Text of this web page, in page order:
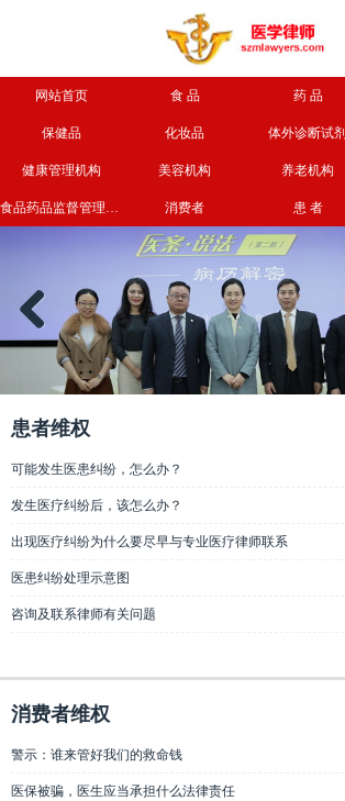
网站首页 食 品 药 品
保健品 化妆品 体外诊断试剂
健康管理机构 美容机构 养老机构
食品药品监督管理部门 消费者 患 者
Previous
患者维权
可能发生医患纠纷，怎么办？
发生医疗纠纷后，该怎么办？
出现医疗纠纷为什么要尽早与专业医疗律师联系
医患纠纷处理示意图
咨询及联系律师有关问题
消费者维权
警示：谁来管好我们的救命钱
医保被骗，医生应当承担什么法律责任